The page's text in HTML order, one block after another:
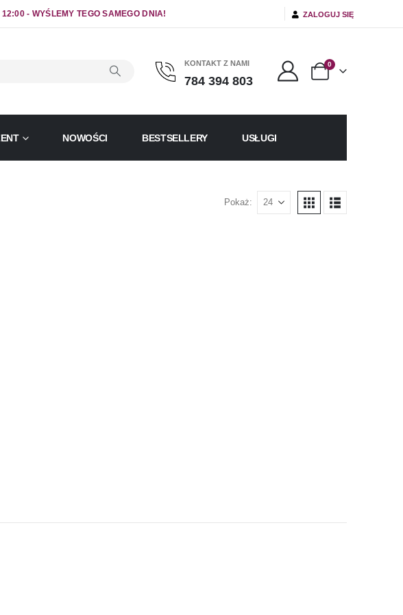
- WYŚLEMY TEGO SAMEGO DNIA! ZALOGUJ SIĘ
KONTAKT Z NAMI
784 394 803
0
NOWOŚCI BESTSELLERY USŁUGI
Pokaż: